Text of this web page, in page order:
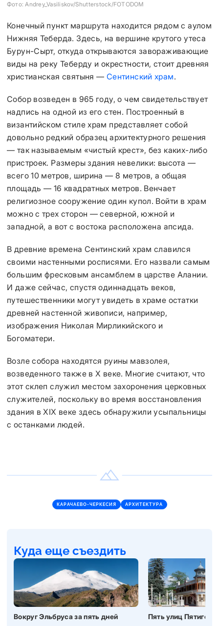
Фото: Andrey_Vasiliskov/Shutterstock/FOTODOM
Конечный пункт маршрута находится рядом с аулом
Нижняя Теберда. Здесь, на вершине крутого утеса
Бурун-Сырт, откуда открываются завораживающие
виды на реку Теберду и окрестности, стоит древняя
христианская святыня — Сентинский храм.
Собор возведен в 965 году, о чем свидетельствует
надпись на одной из его стен. Построенный в
византийском стиле храм представляет собой
довольно редкий образец архитектурного решения
— так называемым «чистый крест», без каких-либо
пристроек. Размеры здания невелики: высота —
всего 10 метров, ширина — 8 метров, а общая
площадь — 16 квадратных метров. Венчает
религиозное сооружение один купол. Войти в храм
можно с трех сторон — северной, южной и
западной, а вот с востока расположена апсида.
В древние времена Сентинский храм славился
своими настенными росписями. Его назвали самым
большим фресковым ансамблем в царстве Алании.
И даже сейчас, спустя одиннадцать веков,
путешественники могут увидеть в храме остатки
древней настенной живописи, например,
изображения Николая Мирликийского и
Богоматери.
Возле собора находятся руины мавзолея,
возведенного также в X веке. Многие считают, что
этот склеп служил местом захоронения церковных
служителей, поскольку во время восстановления
здания в XIX веке здесь обнаружили усыпальницы
с останками людей.
КАРАЧАЕВО-ЧЕРКЕСИЯ АРХИТЕКТУРА
Куда еще съездить
Вокруг Эльбруса за пять дней Пять улиц